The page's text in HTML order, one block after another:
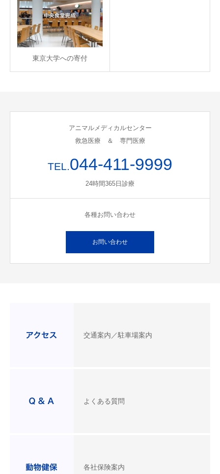
東京大学への寄付
アニマルメディカルセンター
救急医療 ＆ 専門医療
TEL.044-411-9999
24時間365日診療
各種お問い合わせ
お問い合わせ
交通案内／駐車場案内
よくある質問
各社保険案内